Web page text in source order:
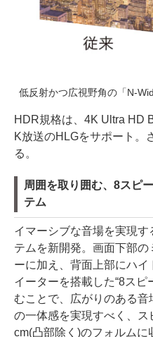
低反射かつ広視野角の「N-
HDR規格は、4K Ultra HD
K放送のHLGをサポート。
る。
周囲を取り囲む、8スピ
テム
イマーシブな音場を実現
テムを新開発。画面下部
ーに加え、背面上部にハ
イーターを搭載した“8スピ
むことで、広がりのある
の一体感を実現すべく、
cm(凸部除く)のフォルム